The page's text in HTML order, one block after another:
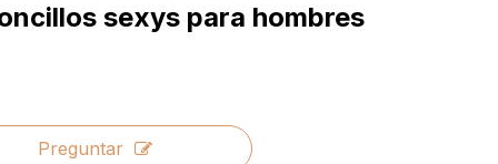
sexys para hombres
Preguntar